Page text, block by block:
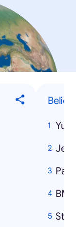
Yu-